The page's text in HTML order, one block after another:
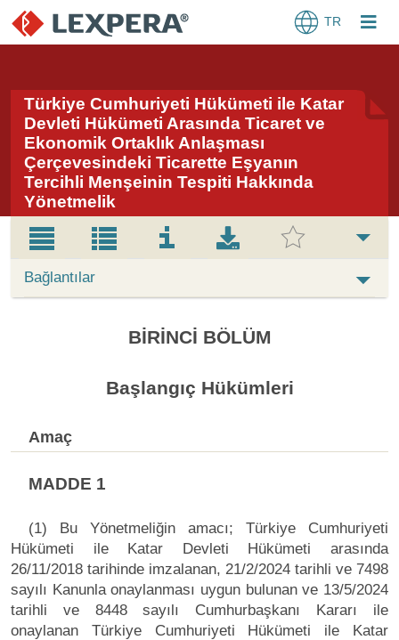
TR
Türkiye Cumhuriyeti Hükümeti ile Katar
Devleti Hükümeti Arasında Ticaret ve
Ekonomik Ortaklık Anlaşması
Çerçevesindeki Ticarette Eşyanın
Tercihli Menşeinin Tespiti Hakkında
Yönetmelik
Bağlantılar
BİRİNCİ BÖLÜM
Başlangıç Hükümleri
Amaç
MADDE 1
(1) Bu Yönetmeliğin amacı; Türkiye Cumhuriyeti
Hükümeti ile Katar Devleti Hükümeti arasında
26/11/2018 tarihinde imzalanan, 21/2/2024 tarihli ve 7498
sayılı Kanunla onaylanması uygun bulunan ve 13/5/2024
tarihli ve 8448 sayılı Cumhurbaşkanı Kararı ile
onaylanan Türkiye Cumhuriyeti Hükümeti ile Katar